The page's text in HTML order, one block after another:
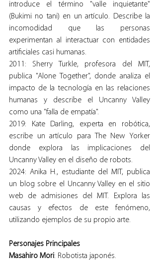
introduce el término "valle inquietante"
(Bukimi no tani) en un artículo. Describe la
incomodidad que las personas
experimentan al interactuar con entidades
artificiales casi humanas.
2011: Sherry Turkle, profesora del MIT,
publica "Alone Together", donde analiza el
impacto de la tecnología en las relaciones
humanas y describe el Uncanny Valley
como una "falla de empatía".
2019: Kate Darling, experta en robótica,
escribe un artículo para The New Yorker
donde explora las implicaciones del
Uncanny Valley en el diseño de robots.
2024: Anika H., estudiante del MIT, publica
un blog sobre el Uncanny Valley en el sitio
web de admisiones del MIT. Explora las
causas y efectos de este fenómeno,
utilizando ejemplos de su propio arte.
Personajes Principales
Masahiro Mori: Robotista japonés.